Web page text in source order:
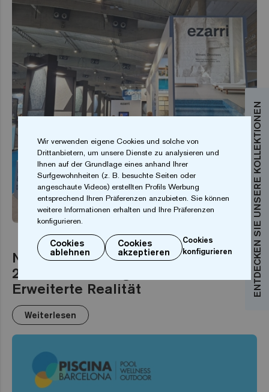
ENTDECKEN SIE UNSERE KOLLEKTIONEN
EVENT
Neuheiten auf der Piscina BCN
2025: Sechseckiges Mosaik und
Erweiterte Realität
Weiterlesen
Wir verwenden eigene Cookies und solche von
Drittanbietern, um unsere Dienste zu analysieren und
Ihnen auf der Grundlage eines anhand Ihrer
Surfgewohnheiten (z. B. besuchte Seiten oder
angeschaute Videos) erstellten Profils Werbung
entsprechend Ihren Präferenzen anzubieten. Sie können
weitere Informationen erhalten und Ihre Präferenzen
konfigurieren.
Cookies
ablehnen
Cookies
akzeptieren
Cookies
konfigurieren